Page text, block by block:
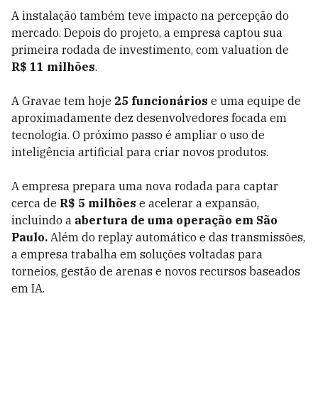
A instalação também teve impacto na percepção do
mercado. Depois do projeto, a empresa captou sua
primeira rodada de investimento, com valuation de
R$ 11 milhões.
A Gravae tem hoje 25 funcionários e uma equipe de
aproximadamente dez desenvolvedores focada em
tecnologia. O próximo passo é ampliar o uso de
inteligência artificial para criar novos produtos.
A empresa prepara uma nova rodada para captar
cerca de R$ 5 milhões e acelerar a expansão,
incluindo a abertura de uma operação em São
Paulo. Além do replay automático e das transmissões,
a empresa trabalha em soluções voltadas para
torneios, gestão de arenas e novos recursos baseados
em IA.